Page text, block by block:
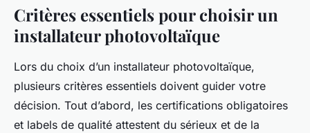
Critères essentiels pour choisir un
installateur photovoltaïque
Lors du choix d’un installateur photovoltaïque,
plusieurs critères essentiels doivent guider votre
décision. Tout d’abord, les certifications obligatoires
et labels de qualité attestent du sérieux et de la